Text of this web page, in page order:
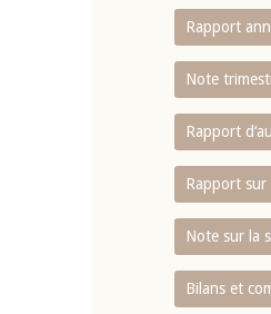
Rapport
Note
Rapport
Rapport sur
Note sur la
Bilans et